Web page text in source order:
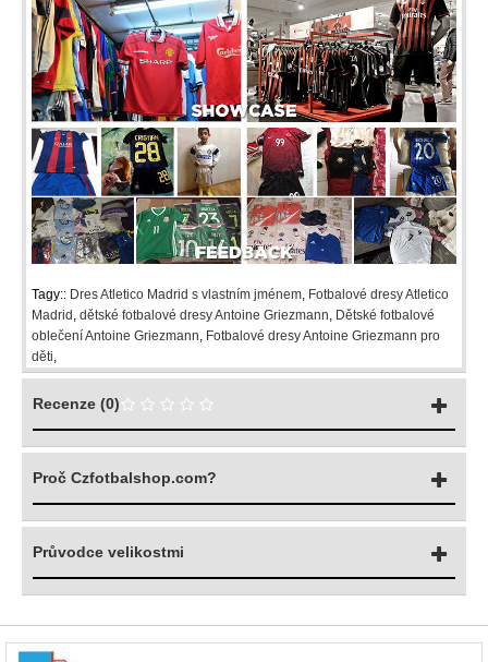
Tagy:: Dres Atletico Madrid s vlastním jménem Fotbalové dresy Atletico
Madrid dětské fotbalové dresy Antoine Griezmann Dětské fotbalové
oblečení Antoine Griezmann Fotbalové dresy Antoine Griezmann pro
děti
Recenze (0)
Proč Czfotbalshop.com?
Průvodce velikostmi